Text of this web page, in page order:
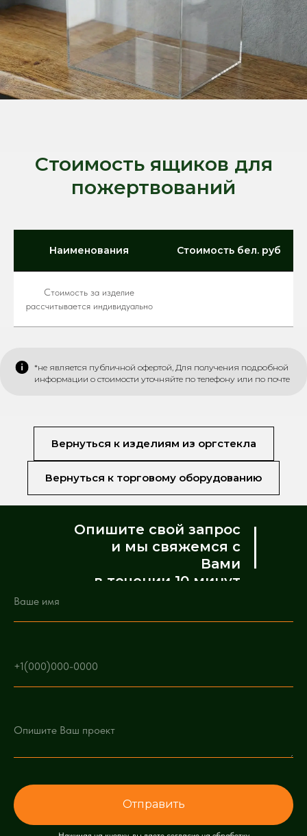
Стоимость ящиков для
пожертвований
Наименования Стоимость бел. руб
Стоимость за изделие
рассчитывается индивидуально
*не является публичной офертой, Для получения подробной
информации о стоимости уточняйте по телефону или по почте
Вернуться к изделиям из оргстекла
Вернуться к торговому оборудованию
Опишите свой запрос
и мы свяжемся с
Вами
в течении 10 минут
Отправить